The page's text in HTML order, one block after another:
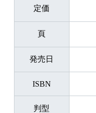
定価
頁
発売日
ISBN
判型